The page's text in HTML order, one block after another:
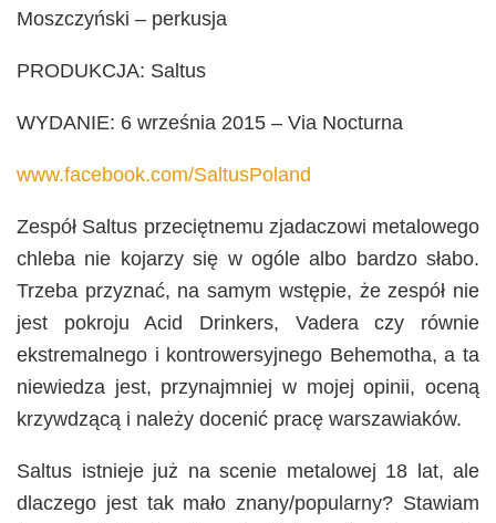
Moszczyński – perkusja
PRODUKCJA: Saltus
WYDANIE: 6 września 2015 – Via Nocturna
www.facebook.com/SaltusPoland
Zespół Saltus przeciętnemu zjadaczowi metalowego
chleba nie kojarzy się w ogóle albo bardzo słabo.
Trzeba przyznać, na samym wstępie, że zespół nie
jest pokroju Acid Drinkers, Vadera czy równie
ekstremalnego i kontrowersyjnego Behemotha, a ta
niewiedza jest, przynajmniej w mojej opinii, oceną
krzywdzącą i należy docenić pracę warszawiaków.
Saltus istnieje już na scenie metalowej 18 lat, ale
dlaczego jest tak mało znany/popularny? Stawiam